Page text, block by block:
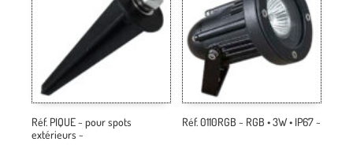
Réf. PIQUE ~ pour spots
extérieurs ~
Réf. 0110RGB ~ RGB • 3W • IP67 ~